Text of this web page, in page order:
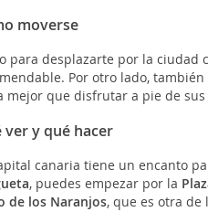
moverse
para desplazarte por la ciudad
Por otro lado,
mejor que disfrutar a pie de
ver y qué hacer
canaria tiene un encanto
, puedes empezar por la
de los Naranjos, que es otra de